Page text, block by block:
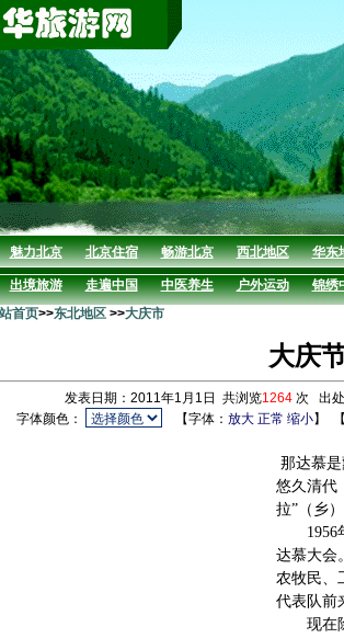
魅力北京 北京住宿 畅游北京 西北地区 华东
出境旅游 走遍中国 中医养生 户外运动 锦绣
首页>>东北地区 >>大庆市
大庆
发表日期：2011年1月1日 共浏览1264次 出处
字体颜色：
【字体： 放大 正常 缩小】
那达慕
悠久清代
拉”（乡
1956年
达慕大会
农牧民、
代表队
现在除